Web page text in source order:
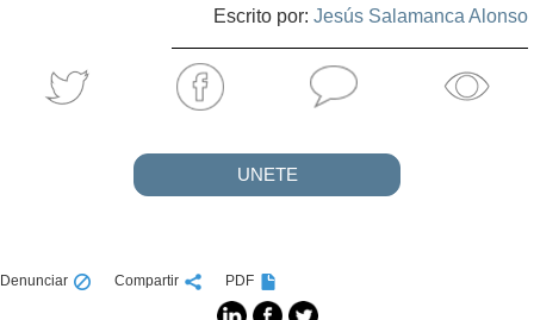
Escrito por: Jesús Salamanca Alonso
UNETE
Denunciar Compartir PDF